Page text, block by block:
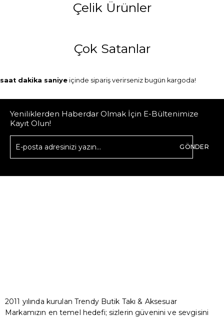
Çelik Ürünler
Çok Satanlar
saat dakika saniye içinde sipariş verirseniz bugün kargoda!
Yeniliklerden Haberdar Olmak İçin E-Bültenimize
Kayıt Olun!
GÖNDER
2011 yılında kurulan Trendy Butik Takı & Aksesuar
Markamızın en temel hedefi; sizlerin güvenini ve sevgisini